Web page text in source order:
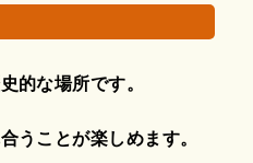
的な場所です。
うことが楽しめます。